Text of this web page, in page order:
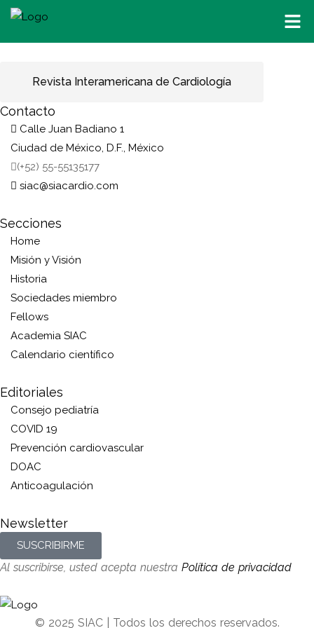
Revista Interamericana de Cardiología
Contacto
Calle Juan Badiano 1
Ciudad de México, D.F., México
(+52) 55-55135177
siac@siacardio.com
Secciones
Home
Misión y Visión
Historia
Sociedades miembro
Fellows
Academia SIAC
Calendario científico
Editoriales
Consejo pediatría
COVID 19
Prevención cardiovascular
DOAC
Anticoagulación
Newsletter
SUSCRIBIRME
Al suscribirse, usted acepta nuestra Política de privacidad
© 2025 SIAC | Todos los derechos reservados.